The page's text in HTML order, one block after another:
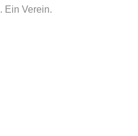
Ein Verein.